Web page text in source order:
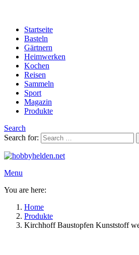
Startseite
Basteln
Gärtnern
Heimwerken
Kochen
Reisen
Sammeln
Sport
Magazin
Produkte
Search
Search for:
Menu
You are here:
Home
Produkte
Kirchhoff Baustopfen Kunststoff